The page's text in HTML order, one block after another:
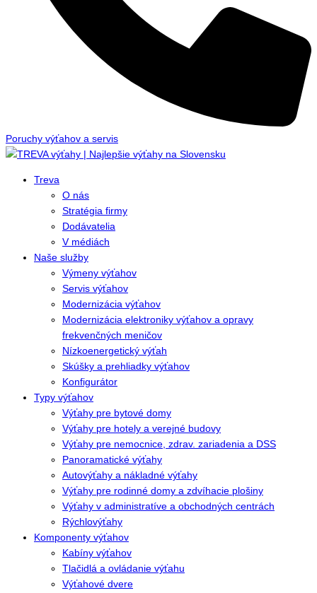
Poruchy výťahov a servis
Treva
O nás
Stratégia firmy
Dodávatelia
V médiách
Naše služby
Výmeny výťahov
Servis výťahov
Modernizácia výťahov
Modernizácia elektroniky výťahov a opravy
frekvenčných meničov
Nízkoenergetický výťah
Skúšky a prehliadky výťahov
Konfigurátor
Typy výťahov
Výťahy pre bytové domy
Výťahy pre hotely a verejné budovy
Výťahy pre nemocnice, zdrav. zariadenia a DSS
Panoramatické výťahy
Autovýťahy a nákladné výťahy
Výťahy pre rodinné domy a zdvíhacie plošiny
Výťahy v administratíve a obchodných centrách
Rýchlovýťahy
Komponenty výťahov
Kabíny výťahov
Tlačidlá a ovládanie výťahu
Výťahové dvere